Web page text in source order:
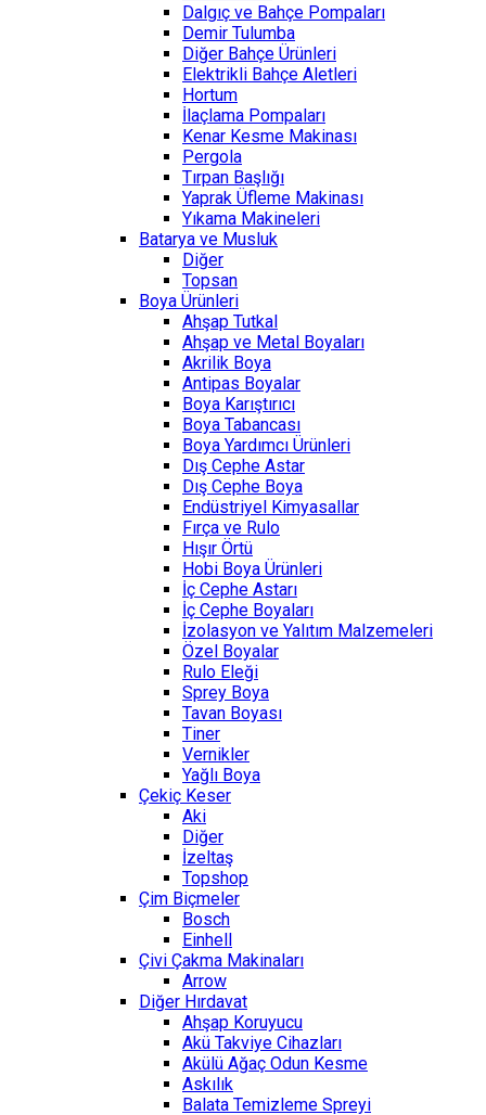
Dalgıç ve Bahçe Pompaları
Demir Tulumba
Diğer Bahçe Ürünleri
Elektrikli Bahçe Aletleri
Hortum
İlaçlama Pompaları
Kenar Kesme Makinası
Pergola
Tırpan Başlığı
Yaprak Üfleme Makinası
Yıkama Makineleri
Batarya ve Musluk
Diğer
Topsan
Boya Ürünleri
Ahşap Tutkal
Ahşap ve Metal Boyaları
Akrilik Boya
Antipas Boyalar
Boya Karıştırıcı
Boya Tabancası
Boya Yardımcı Ürünleri
Dış Cephe Astar
Dış Cephe Boya
Endüstriyel Kimyasallar
Fırça ve Rulo
Hışır Örtü
Hobi Boya Ürünleri
İç Cephe Astarı
İç Cephe Boyaları
İzolasyon ve Yalıtım Malzemeleri
Özel Boyalar
Rulo Eleği
Sprey Boya
Tavan Boyası
Tiner
Vernikler
Yağlı Boya
Çekiç Keser
Aki
Diğer
İzeltaş
Topshop
Çim Biçmeler
Bosch
Einhell
Çivi Çakma Makinaları
Arrow
Diğer Hırdavat
Ahşap Koruyucu
Akü Takviye Cihazları
Akülü Ağaç Odun Kesme
Askılık
Balata Temizleme Spreyi